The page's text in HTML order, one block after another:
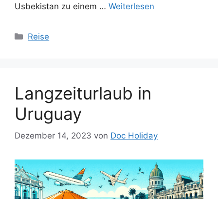
Usbekistan zu einem … Weiterlesen
Kategorien
Reise
Langzeiturlaub in
Uruguay
Dezember 14, 2023 von Doc Holiday